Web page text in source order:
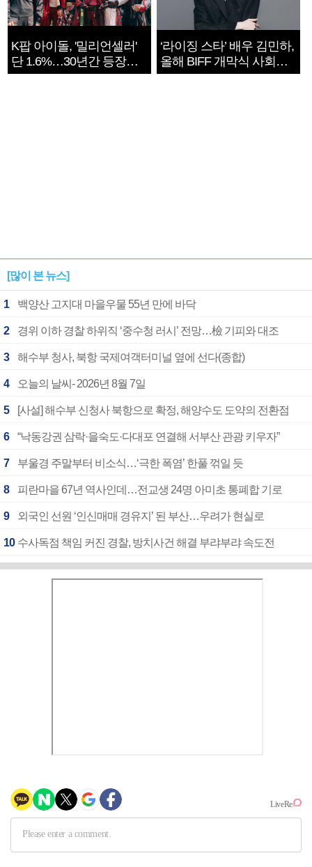
K팝 아이돌, '밀리언셀러'
단 1.6%…30년간 등장
1182개팀 전수조사
‘라이징 스타’ 배우 김민하,
올해 BIFF 개막식 사회자
확정
[많이 본 뉴스]
1 백양산 고지대 마을우물 55년 만에 바닥
2 경위 이하 경찰 하위직 ‘중수청 러시’ 전망…檢 기피와 대조
3 해수부 청사, 북항 국제여객터미널 옆에 선다(종합)
4 오늘의 날씨- 2026년 8월 7일
5 [사설] 해수부 신청사 북항으로 확정, 해양수도 도약의 전환점
6 “낙동강권 삼락·을숙도·다대포 연결해 서부산 관광 키우자”
7 부울경 주말부터 비소식…‘극한 폭염’ 한풀 꺾일 듯
8 피란마을 67년 역사인데…전교생 24명 아미초 통폐합 기로
9 외국인 선원 ‘인신매매 경유지’ 된 부산…우려가 현실로
10 수사독점 책임 커진 경찰, 방치사건 해결 부랴부랴 속도전